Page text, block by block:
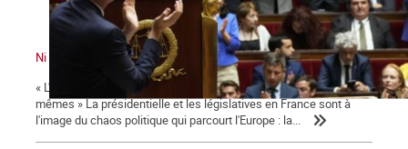
Ni le gouvernement ni l'Assemblée ne nous représente !
« L'émancipation des travailleurs sera l'œuvre des travailleurs eux-
mêmes » La présidentielle et les législatives en France sont à
l'image du chaos politique qui parcourt l'Europe : la...